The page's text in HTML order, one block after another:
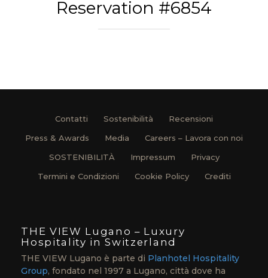
Reservation #6854
Contatti Sostenibilità
Recensioni
Press & Awards
Media
Careers – Lavora con noi
SOSTENIBILITÀ
Impressum
Privacy
Termini e Condizioni
Cookie Policy Crediti
THE VIEW Lugano – Luxury
Hospitality in Switzerland
THE VIEW Lugano è parte di Planhotel Hospitality
Group, fondato nel 1997 a Lugano, città dove ha